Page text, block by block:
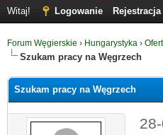
Witaj! Logowanie Rejestracja
Forum Węgierskie › Hungarystyka ›
Szukam pracy na Węgrzech
Szukam pracy na Węgrzech